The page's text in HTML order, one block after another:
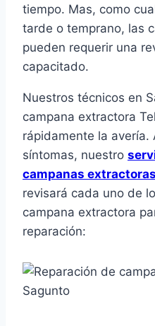
tiempo. Mas, como
tarde o temprano, las
pueden requerir una
capacitado.
Nuestros técnicos en
campana extractora
rápidamente la avería.
síntomas, nuestro
campanas
revisará cada uno de
campana extractora
reparación: